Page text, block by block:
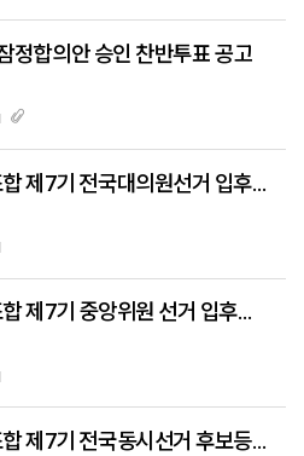
정합의안 승인 찬반투표 공고
전국대의원선거 입후보자 확정공고
중앙위원 선거 입후보자 확정 공고
전국동시선거 후보등록기간 연장 공고